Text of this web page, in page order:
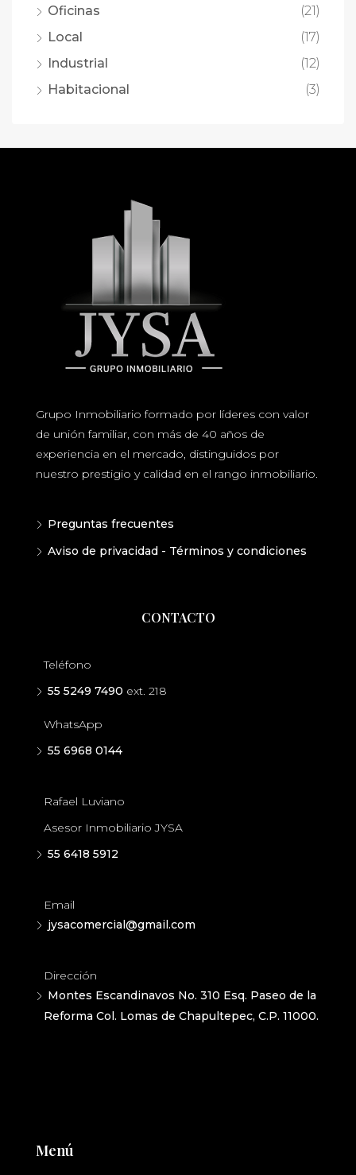
Oficinas
(21)
Local
(17)
Industrial
(12)
Habitacional
(3)
Grupo Inmobiliario formado por líderes con valor
de unión familiar, con más de 40 años de
experiencia en el mercado, distinguidos por
nuestro prestigio y calidad en el rango inmobiliario.
Preguntas frecuentes
Aviso de privacidad - Términos y condiciones
CONTACTO
Teléfono
55 5249 7490 ext. 218
WhatsApp
55 6968 0144
Rafael Luviano
Asesor Inmobiliario JYSA
55 6418 5912
Email
jysacomercial@gmail.com
Dirección
Montes Escandinavos No. 310 Esq. Paseo de la
Reforma Col. Lomas de Chapultepec, C.P. 11000.
Menú